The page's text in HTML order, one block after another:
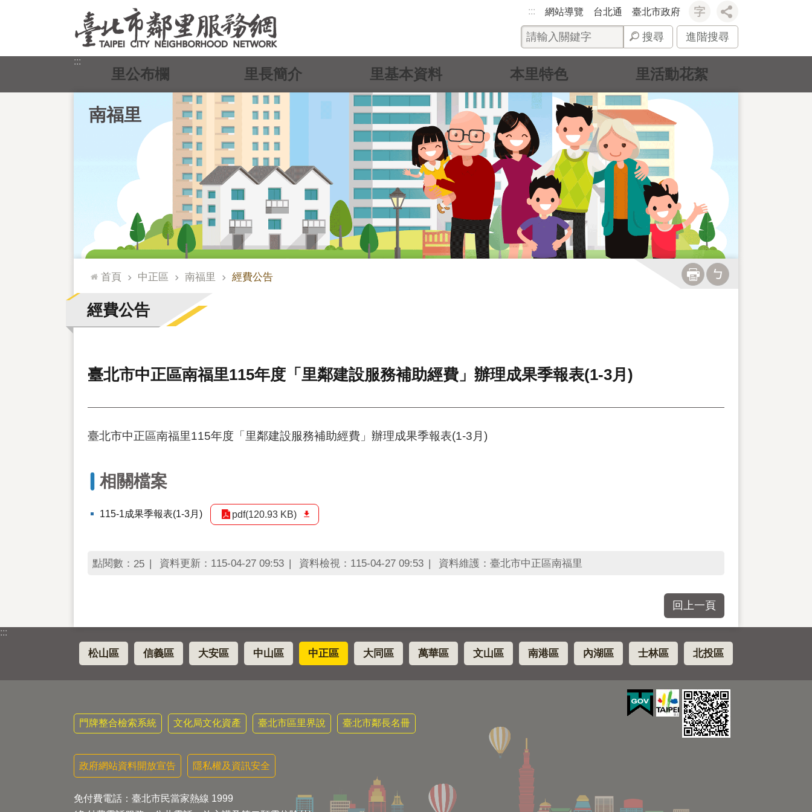
::: 網站導覽 台北通 臺北市政府
搜尋 進階搜尋
:::
南福里
里公布欄 里長簡介 里基本資料 本里特色 里活動花絮
::: 首頁 中正區 南福里 經費公告
經費公告
臺北市中正區南福里115年度「里鄰建設服務補助經費」辦理成果季報表(1-3月)
臺北市中正區南福里115年度「里鄰建設服務補助經費」辦理成果季報表(1-3月)
相關檔案
115-1成果季報表(1-3月) pdf(120.93 KB)
點閱數： 25 資料更新：115-04-27 09:53 資料檢視：115-04-27 09:53 資料維護：臺北市中正區南福里
回上一頁
:::
松山區 信義區 大安區 中山區 中正區 大同區 萬華區 文山區 南港區 內湖區 士林區 北投區
門牌整合檢索系統 文化局文化資產 臺北市區里界說 臺北市鄰長名冊
政府網站資料開放宣告 隱私權及資訊安全
免付費電話：臺北市民當家熱線 1999